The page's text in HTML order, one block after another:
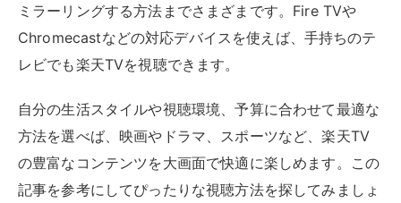
この記事でわかること
楽天TVをテレビで見るには、スマートテレビ・
う。
スマホやパソコンのミラーリングや、ゲーム
機・プロジェクター機器を使っても視聴でき
る。